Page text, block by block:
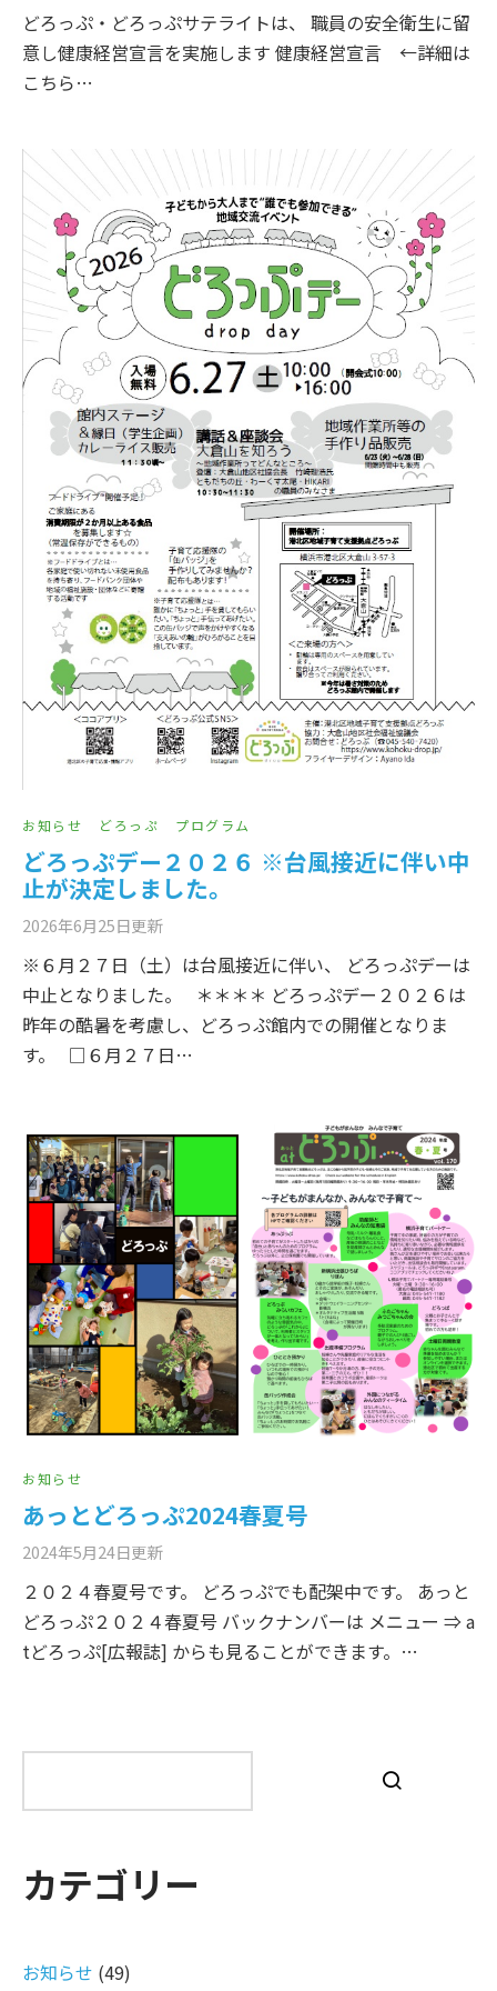
どろっぷ・どろっぷサテライトは、 職員の安全衛生に留
意し健康経営宣言を実施します 健康経営宣言 ←詳細は
こちら…
お知らせ どろっぷ プログラム
どろっぷデー２０２６ ※台風接近に伴い中
止が決定しました。
2026年6月25日更新
※６月２７日（土）は台風接近に伴い、 どろっぷデーは
中止となりました。 ＊＊＊＊ どろっぷデー２０２６は
昨年の酷暑を考慮し、どろっぷ館内での開催となりま
す。 □６月２７日…
お知らせ
あっとどろっぷ2024春夏号
2024年5月24日更新
２０２４春夏号です。 どろっぷでも配架中です。 あっと
どろっぷ２０２４春夏号 バックナンバーは メニュー ⇒ a
tどろっぷ[広報誌] からも見ることができます。…
カテゴリー
お知らせ (49)